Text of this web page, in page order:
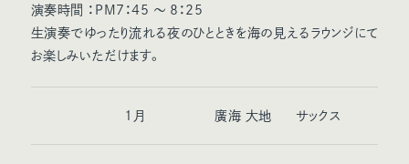
演奏時間 ：PM7：45 ～ 8：25
生演奏でゆったり流れる夜のひとときを海の見えるラウンジにて
お楽しみいただけます。
1 月 廣海 大地 サックス